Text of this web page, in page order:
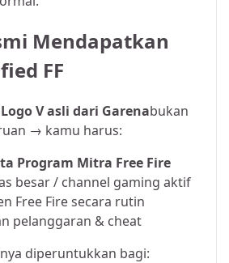
Mendapatkan
FF
Logo V asli dari Garenabukan
→ kamu harus:
Program Mitra Free Fire
besar / channel gaming aktif
Free Fire secara rutin
pelanggaran & cheat
diperuntukkan bagi: